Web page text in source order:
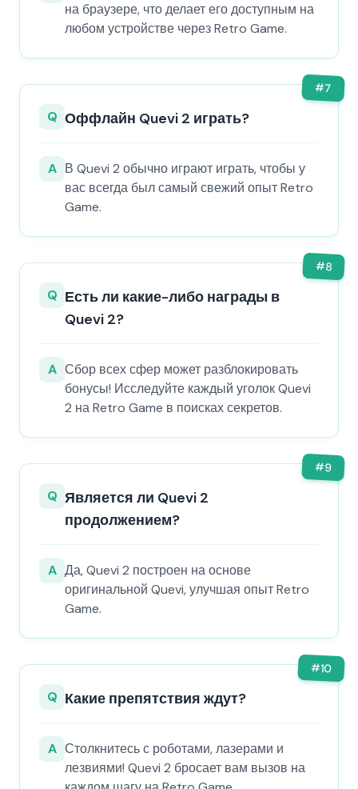
на браузере, что делает его доступным на
любом устройстве через Retro Game.
#7
Q Оффлайн Quevi 2 играть?
A В Quevi 2 обычно играют играть, чтобы у
вас всегда был самый свежий опыт Retro
Game.
#8
Q Есть ли какие-либо награды в
Quevi 2?
A Сбор всех сфер может разблокировать
бонусы! Исследуйте каждый уголок Quevi
2 на Retro Game в поисках секретов.
#9
Q Является ли Quevi 2
продолжением?
A Да, Quevi 2 построен на основе
оригинальной Quevi, улучшая опыт Retro
Game.
#10
Q Какие препятствия ждут?
A Столкнитесь с роботами, лазерами и
лезвиями! Quevi 2 бросает вам вызов на